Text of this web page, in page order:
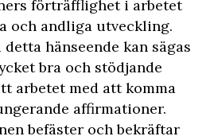
förträfflighet i arbetet
och andliga utveckling.
hänseende kan sägas
bra och stödjande
arbetet med att komma
affirmationer.
befäster och bekräftar